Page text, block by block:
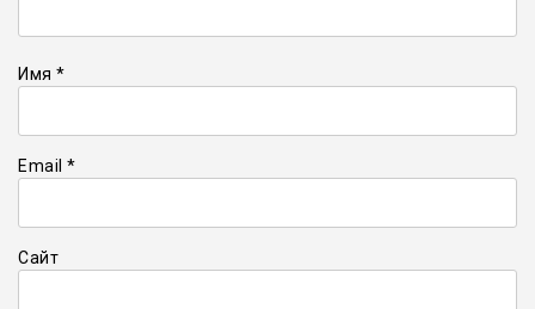
Имя *
Email *
Сайт